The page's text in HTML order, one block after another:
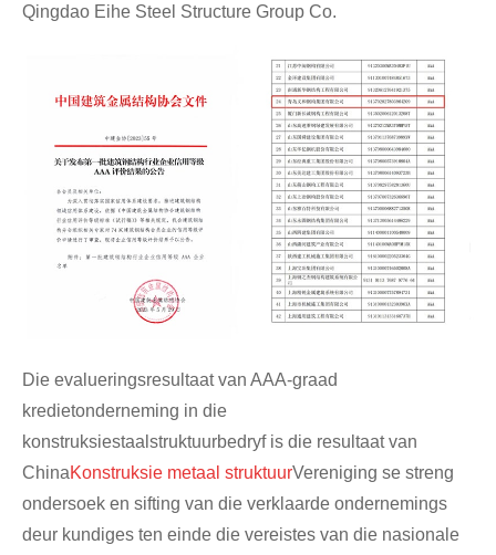
Qingdao Eihe Steel Structure Group Co.
Die evalueringsresultaat van AAA-graad
kredietonderneming in die
konstruksiestaalstruktuurbedryf is die resultaat van
ChinaKonstruksie metaal struktuurVereniging se streng
ondersoek en sifting van die verklaarde ondernemings
deur kundiges ten einde die vereistes van die nasionale